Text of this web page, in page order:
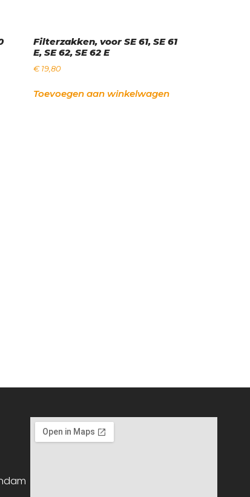
Filterzakken, voor SE 61, SE 61
E, SE 62, SE 62 E
€19,80
Toevoegen aan winkelwagen